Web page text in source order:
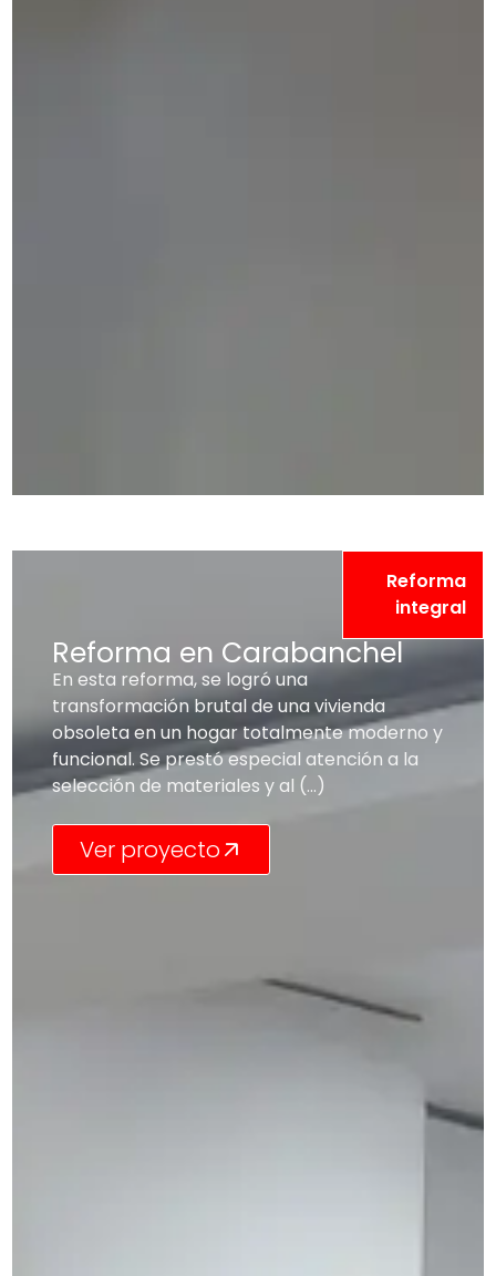
Reforma
integral
Reforma en Carabanchel
En esta reforma, se logró una
transformación brutal de una vivienda
obsoleta en un hogar totalmente moderno y
funcional. Se prestó especial atención a la
selección de materiales y al (...)
Ver proyecto